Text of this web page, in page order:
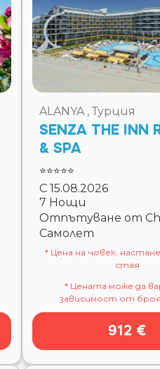
ALANYA , Турция
SENZA THE INN
& SPA
⭐⭐⭐⭐⭐
С 15.08.2026
7 Нощи
Отпътуване от
Самолет
* Цена на човек,
стая
* Цената може да
зависимост от
912 €